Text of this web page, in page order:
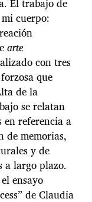
El trabajo de
cuerpo:
arte
con tres
que
de la
se relatan
referencia a
de memorias,
y de
a largo plazo.
ensayo
de Claudia